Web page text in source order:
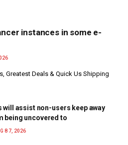
instances in some e-
Greatest Deals & Quick Us Shipping
will assist non-users keep away
being uncovered to
8 7, 2026